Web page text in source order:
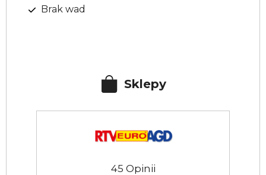
Brak wad
Sklepy
45 Opinii